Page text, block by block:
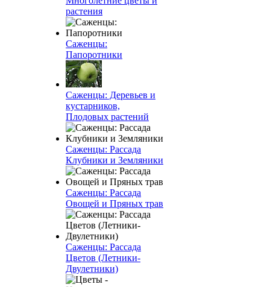
растения
Саженцы:
Папоротники
Саженцы: Деревьев и
кустарников,
Плодовых растений
Саженцы: Рассада
Клубники и Земляники
Саженцы: Рассада
Овощей и Пряных трав
Саженцы: Рассада
Цветов (Летники-
Двулетники)